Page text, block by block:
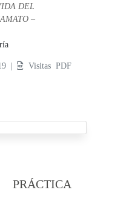
DEL
–
|
Visitas PDF